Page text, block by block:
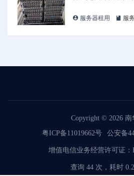
服务器租用 服
Copyright © 2026 南
粤ICP备11019662号
公安备
增值电信业务经营许可证：
查询 44 次，耗时